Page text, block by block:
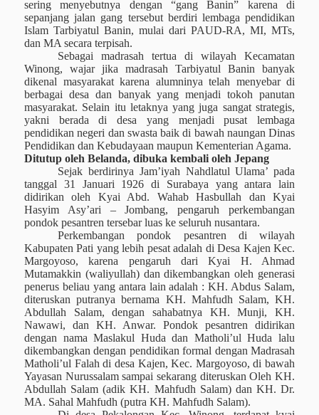
sering menyebutnya dengan “gang Banin” karena di
sepanjang jalan gang tersebut berdiri lembaga pendidikan
Islam Tarbiyatul Banin, mulai dari PAUD-RA, MI, MTs,
dan MA secara terpisah.
Sebagai madrasah tertua di wilayah Kecamatan
Winong, wajar jika madrasah Tarbiyatul Banin banyak
dikenal masyarakat karena alumninya telah menyebar di
berbagai desa dan banyak yang menjadi tokoh panutan
masyarakat. Selain itu letaknya yang juga sangat strategis,
yakni berada di desa yang menjadi pusat lembaga
pendidikan negeri dan swasta baik di bawah naungan Dinas
Pendidikan dan Kebudayaan maupun Kementerian Agama.
Ditutup oleh Belanda, dibuka kembali oleh Jepang
Sejak berdirinya Jam’iyah Nahdlatul Ulama’ pada
tanggal 31 Januari 1926 di Surabaya yang antara lain
didirikan oleh Kyai Abd. Wahab Hasbullah dan Kyai
Hasyim Asy’ari
–Jombang, pengaruh perkembangan
pondok pesantren tersebar luas ke seluruh nusantara.
Perkembangan pondok pesantren di wilayah
Kabupaten Pati yang lebih pesat adalah diDesa Kajen Kec.
Margoyoso, karena pengaruh dari Kyai H. Ahmad
Mutamakkin (waliyullah) dan dikembangkan oleh generasi
penerus beliau yang antara lain adalah : KH. Abdus Salam,
diteruskan putranya bernama KH. Mahfudh Salam, KH.
Abdullah Salam, dengan sahabatnya KH. Munji, KH.
Nawawi, dan KH. Anwar. Pondok pesantren didirikan
dengan nama Maslakul Huda dan Matholi’ul Huda lalu
dikembangkan dengan pendidikan formal dengan Madrasah
Matholi’ul Falah di desa Kajen, Kec. Margoyoso, di bawah
Yayasan Nurussalam sampai sekarang diteruskan Oleh KH.
Abdullah Salam (adik KH. Mahfudh Salam) dan KH. Dr.
MA. Sahal Mahfudh (putra KH. Mahfudh Salam).